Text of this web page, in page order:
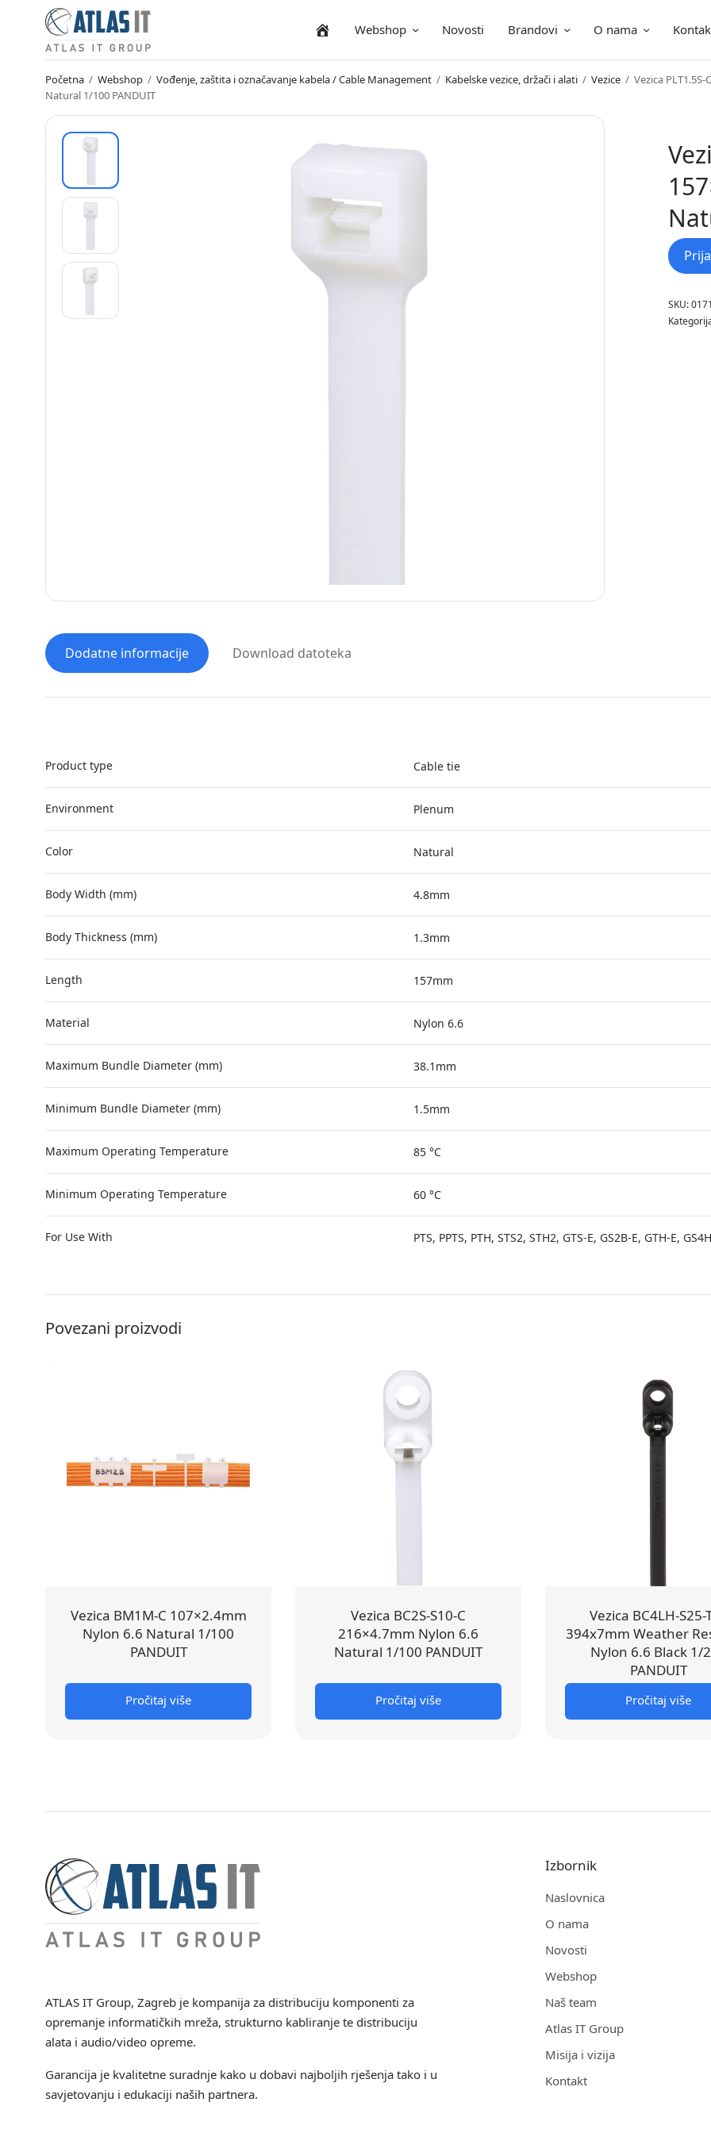
NaslovnicaWebshop Novosti Brandovi O nama
Početna / Webshop / Vođenje, zaštita i označavanje kabela / Cable Management / Kabelske vezice, držači i alati / Vezice / Vezica
Natural 1/100 PANDUIT
SKU:
Dodatne informacije Download datoteka
Product type Cable tie
Environment Plenum
Color Natural
Body Width (mm) 4.8mm
Body Thickness (mm) 1.3mm
Length 157mm
Material Nylon 6.6
Maximum Bundle Diameter (mm) 38.1mm
Minimum Bundle Diameter (mm) 1.5mm
Maximum Operating Temperature 85 °C
Minimum Operating Temperature 60 °C
For Use With PTS, PPTS, PTH, STS2, STH2, GTS-E, GS2B-E, GTH-E,
Povezani proizvodi
Vezica BM1M-C 107×2.4mm
Nylon 6.6 Natural 1/100
PANDUIT
Pročitaj više
Vezica BC2S-S10-C
216×4.7mm Nylon 6.6
Natural 1/100 PANDUIT
Pročitaj više
Vezica BC4LH-S25-
394x7mm Weather
Nylon 6.6 Black 1/
PANDUIT
Pročitaj više
ATLAS IT Group, Zagreb je kompanija za distribuciju komponenti za
opremanje informatičkih mreža, strukturno kabliranje te distribuciju
alata i audio/video opreme.
Garancija je kvalitetne suradnje kako u dobavi najboljih rješenja tako i u
savjetovanju i edukaciji naših partnera.
Izbornik
Naslovnica
O nama
Novosti
Webshop
Naš team
Atlas IT Group
Misija i vizija
Kontakt